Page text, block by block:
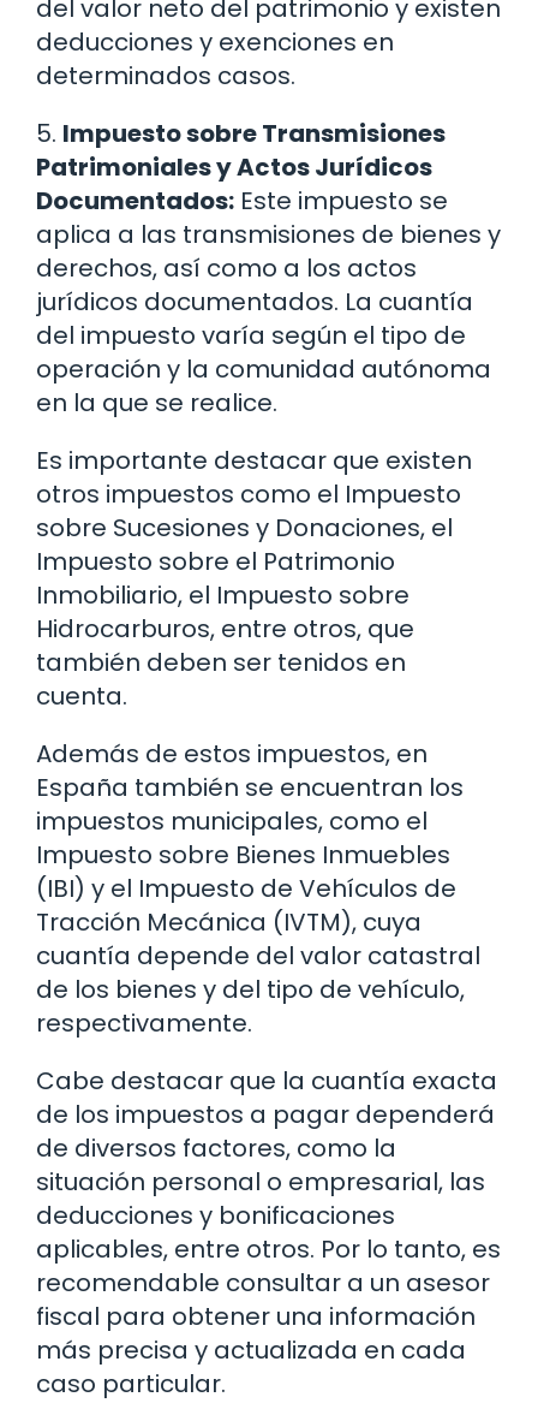
del valor neto del patrimonio y existen
deducciones y exenciones en
determinados casos.
5. Impuesto sobre Transmisiones
Patrimoniales y Actos Jurídicos
Documentados: Este impuesto se
aplica a las transmisiones de bienes y
derechos, así como a los actos
jurídicos documentados. La cuantía
del impuesto varía según el tipo de
operación y la comunidad autónoma
en la que se realice.
Es importante destacar que existen
otros impuestos como el Impuesto
sobre Sucesiones y Donaciones, el
Impuesto sobre el Patrimonio
Inmobiliario, el Impuesto sobre
Hidrocarburos, entre otros, que
también deben ser tenidos en
cuenta.
Además de estos impuestos, en
España también se encuentran los
impuestos municipales, como el
Impuesto sobre Bienes Inmuebles
(IBI) y el Impuesto de Vehículos de
Tracción Mecánica (IVTM), cuya
cuantía depende del valor catastral
de los bienes y del tipo de vehículo,
respectivamente.
Cabe destacar que la cuantía exacta
de los impuestos a pagar dependerá
de diversos factores, como la
situación personal o empresarial, las
deducciones y bonificaciones
aplicables, entre otros. Por lo tanto, es
recomendable consultar a un asesor
fiscal para obtener una información
más precisa y actualizada en cada
caso particular.